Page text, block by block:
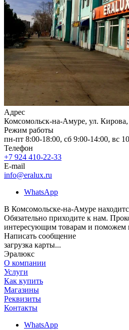
Адрес
Комсомольск-на-Амуре, ул. Кирова,
Режим работы
пн-пт 8:00-18:00, сб 9:00-14:00, вс
Телефон
+7 924 410-22-33
E-mail
info@eralux.ru
WhatsApp
В Комсомольске-на-Амуре
Обязательно приходите к нам.
интересующим товарам и поможем
Написать сообщение
загрузка карты...
Эралюкс
О компании
Услуги
Как купить
Магазины
Реквизиты
Контакты
WhatsApp